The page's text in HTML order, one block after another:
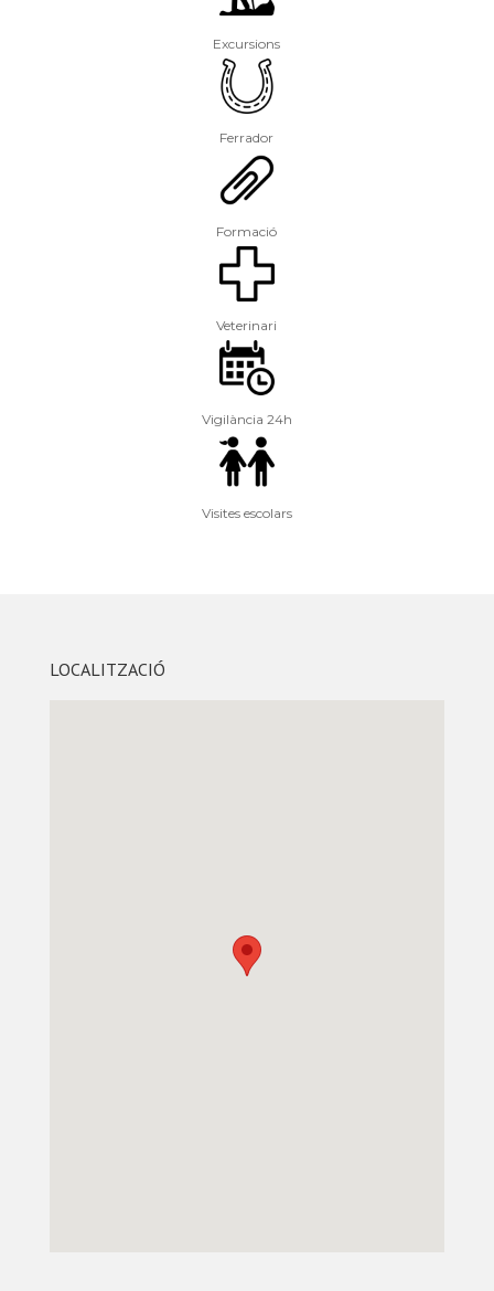
Excursions
Ferrador
Formació
Veterinari
Vigilància 24h
Visites escolars
LOCALITZACIÓ